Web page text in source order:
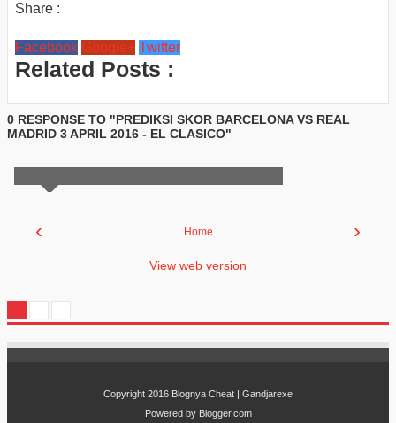
Share :
Facebook Google+ Twitter
Related Posts :
0 RESPONSE TO "PREDIKSI SKOR BARCELONA VS REAL
MADRID 3 APRIL 2016 - EL CLASICO"
‹ ›
Home
View web version
Copyright 2016 Blognya Cheat | Gandjarexe
Powered by Blogger.com